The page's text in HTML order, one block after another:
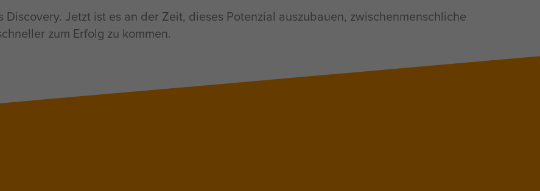
Jetzt ist es an der Zeit, dieses Potenzial auszubauen, zwischenmenschliche
zum Erfolg zu kommen.